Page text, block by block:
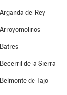
Arganda del Rey
Arroyomolinos
Batres
Becerril de la Sierra
Belmonte de Tajo